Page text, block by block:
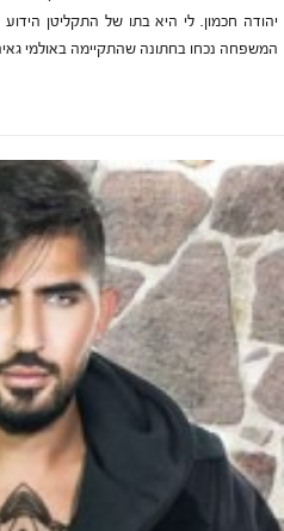
המשפחה נכחו בחתונה שהתקיימה באולמי